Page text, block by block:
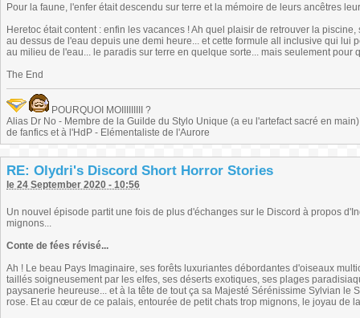
Pour la faune, l'enfer était descendu sur terre et la mémoire de leurs ancêtres
Heretoc était content : enfin les vacances ! Ah quel plaisir de retrouver la
au dessus de l'eau depuis une demi heure... et cette formule all inclusive qui lui
au milieu de l'eau... le paradis sur terre en quelque sorte... mais seulement pour
The End
POURQUOI MOIIIIIIIII ?
Alias Dr No - Membre de la Guilde du Stylo Unique (a eu l'artefact sacré en
de fanfics et à l'HdP - Elémentaliste de l'Aurore
RE: Olydri's Discord Short Horror Stories
le 24 September 2020 - 10:56
Un nouvel épisode partit une fois de plus d'échanges sur le Discord à propos
mignons...
Conte de fées révisé...
Ah ! Le beau Pays Imaginaire, ses forêts luxuriantes débordantes d'oiseaux
taillés soigneusement par les elfes, ses déserts exotiques, ses plages
paysanerie heureuse... et à la tête de tout ça sa Majesté Sérénissime Sylvian le
rose. Et au cœur de ce palais, entourée de petit chats trop mignons, le joyau de